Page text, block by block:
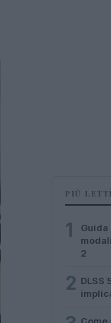
PIÙ LETTI
1
2
2 DLSS